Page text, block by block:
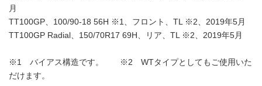
月
TT100GP、100/90-18 56H ※1、フロント、TL ※2、2019年5月
TT100GP Radial、150/70R17 69H、リア、TL ※2、2019年5月
※1 バイアス構造です。 ※2 WTタイプとしてもご使用いた
だけます。